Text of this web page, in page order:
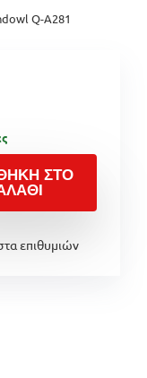
Q-A281
ΣΤΟ
επιθυμιών